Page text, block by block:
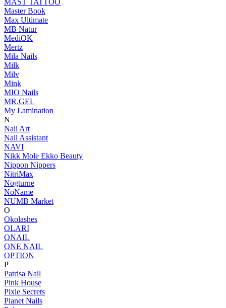
MAST TATTOO
Master Book
Max Ultimate
MB Natur
MediOK
Mertz
Mila Nails
Milk
Milv
Mink
MIO Nails
MR.GEL
My Lamination
N
Nail Art
Nail Assistant
NAVI
Nikk Mole Ekko Beauty
Nippon Nippers
NitriMax
Nogturne
NoName
NUMB Market
O
Okolashes
OLARI
ONAIL
ONE NAIL
OPTION
P
Patrisa Nail
Pink House
Pixie Secrets
Planet Nails